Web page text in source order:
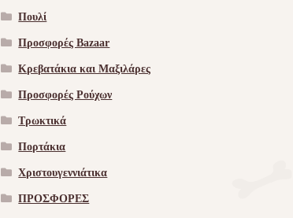
Πουλί
Προσφορές Bazaar
Κρεβατάκια και Μαξιλάρες
Προσφορές Ρούχων
Τρωκτικά
Πορτάκια
Χριστουγεννιάτικα
ΠΡΟΣΦΟΡΕΣ